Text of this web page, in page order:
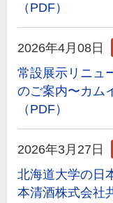
（PDF）
2026年4月08日
常設展示リニュ
のご案内〜カム
（PDF）
2026年3月27日
北海道大学の日
本清酒株式会社